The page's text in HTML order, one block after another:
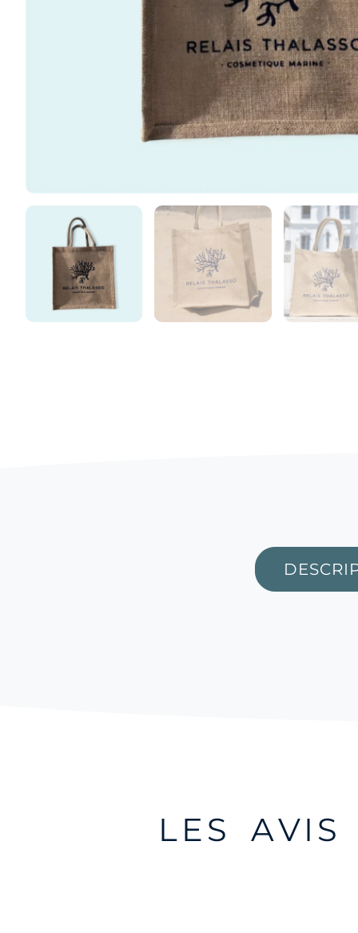
LES AVIS